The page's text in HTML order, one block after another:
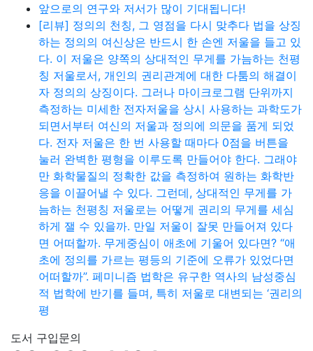
앞으로의 연구와 저서가 많이 기대됩니다!
[리뷰] 정의의 천칭, 그 영점을 다시 맞추다 법을 상징
하는 정의의 여신상은 반드시 한 손엔 저울을 들고 있
다. 이 저울은 양쪽의 상대적인 무게를 가늠하는 천평
칭 저울로서, 개인의 권리관계에 대한 다툼의 해결이
자 정의의 상징이다. 그러나 마이크로그램 단위까지
측정하는 미세한 전자저울을 상시 사용하는 과학도가
되면서부터 여신의 저울과 정의에 의문을 품게 되었
다. 전자 저울은 한 번 사용할 때마다 0점을 버튼을
눌러 완벽한 평형을 이루도록 만들어야 한다. 그래야
만 화학물질의 정확한 값을 측정하여 원하는 화학반
응을 이끌어낼 수 있다. 그런데, 상대적인 무게를 가
늠하는 천평칭 저울로는 어떻게 권리의 무게를 세심
하게 잴 수 있을까. 만일 저울이 잘못 만들어져 있다
면 어떠할까. 무게중심이 애초에 기울어 있다면? “애
초에 정의를 가르는 평등의 기준에 오류가 있었다면
어떠할까”. 페미니즘 법학은 유구한 역사의 남성중심
적 법학에 반기를 들며, 특히 저울로 대변되는 ‘권리의
평
도서 구입문의